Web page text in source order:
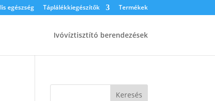
egészség Táplálékkiegészítők Termékek
Ivóvíztisztító berendezések